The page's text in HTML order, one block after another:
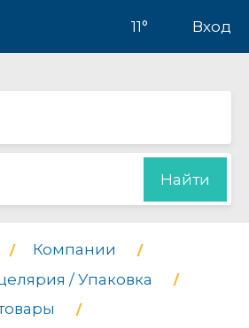
11° Вход
Найти
Компании
/ Упаковка